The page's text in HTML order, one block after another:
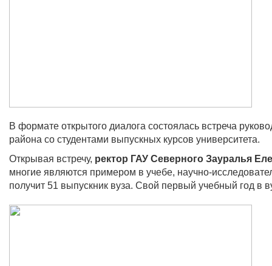
В формате открытого диалога состоялась встреча
района со студентами выпускных курсов университета.
Открывая встречу, ректор ГАУ Северного Зауралья
многие являются примером в учебе, научно-
получит 51 выпускник вуза. Свой первый учебный год в